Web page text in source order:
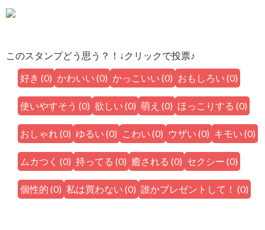
このスタンプどう思う？！↓クリックで投票♪
好き (0) かわいい (0) かっこいい (0) おもしろい (0)
使いやすそう (0) 欲しい (0) 萌え (0) ほっこりする (0)
おしゃれ(0) ゆるい (0) こわい (0) ウザい (0) キモい (0)
ムカつく (0) 持ってる (0) 癒される (0) セクシー (0)
個性的 (0) 私は買わない (0) 誰かプレゼントして！ (0)